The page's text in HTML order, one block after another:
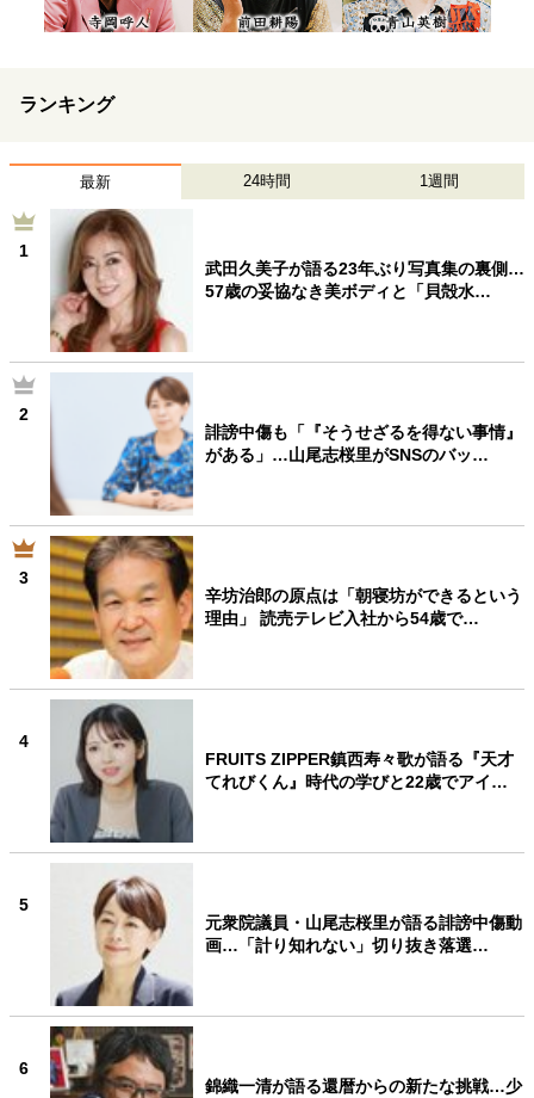
ランキング
最新 24時間 1週間
1
武田久美子が語る23年ぶり写真集の裏側…
57歳の妥協なき美ボディと「貝殻水…
2
誹謗中傷も「『そうせざるを得ない事情』
がある」…山尾志桜里がSNSのバッ…
3
辛坊治郎の原点は「朝寝坊ができるという
理由」 読売テレビ入社から54歳で…
4
FRUITS ZIPPER鎮西寿々歌が語る『天才
てれびくん』時代の学びと22歳でアイ…
5
元衆院議員・山尾志桜里が語る誹謗中傷動
画…「計り知れない」切り抜き落選…
6
錦織一清が語る還暦からの新たな挑戦…少